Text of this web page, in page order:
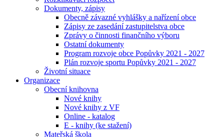
Dokumenty, zápisy
Obecně závazné vyhlášky a nařízení obce
Zápisy ze zasedání zastupitelstva obce
Zprávy o činnosti finančního výboru
Ostatní dokumenty
Program rozvoje obce Popůvky 2021 - 2027
Plán rozvoje sportu Popůvky 2021 - 2027
Životní situace
Organizace
Obecní knihovna
Nové knihy
Nové knihy z VF
Online - katalog
E - knihy (ke stažení)
Mateřská škola